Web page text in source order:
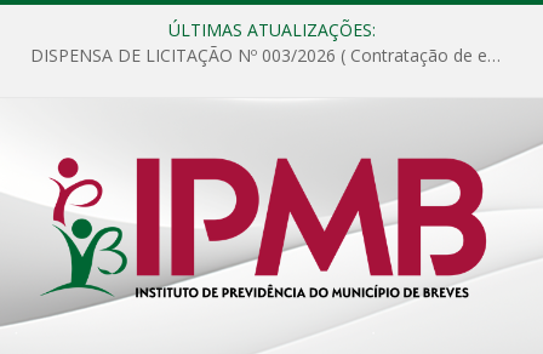
ÚLTIMAS ATUALIZAÇÕES:
DISPENSA DE LICITAÇÃO Nº 003/2026 ( Contratação de empresa para fornecimento de gêneros alimentícios não perecíveis, materiais de expediente, descartáveis, copa e cozinha, para análise e posterior publicação.)